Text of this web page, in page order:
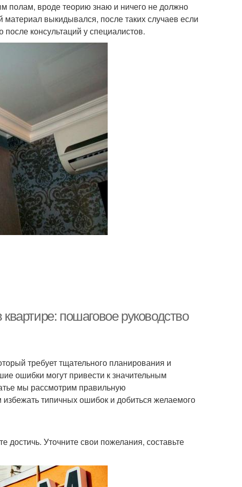
полам, вроде теорию знаю и ничего не должно
материал выкидывался, после таких случаев если
консультаций у специалистов.
пошаговое руководство
требует тщательного планирования и
ошибки могут привести к значительным
мы рассмотрим правильную
типичных ошибок и добиться желаемого
достичь. Уточните свои пожелания, составьте